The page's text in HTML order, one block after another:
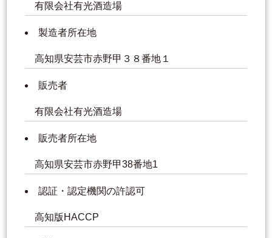
有限会社有光酒造場
製造者所在地
高知県安芸市赤野甲３８番地１
販売者
有限会社有光酒造場
販売者所在地
高知県安芸市赤野甲38番地1
認証・認定機関の許認可
高知版HACCP